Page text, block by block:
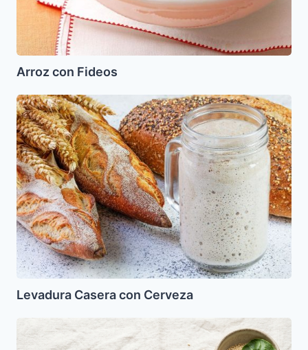
Arroz con Fideos
Levadura
Casera
con
Cerveza
Levadura Casera con Cerveza
Muerras
de